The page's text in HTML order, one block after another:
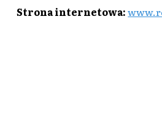
Strona internetowa: